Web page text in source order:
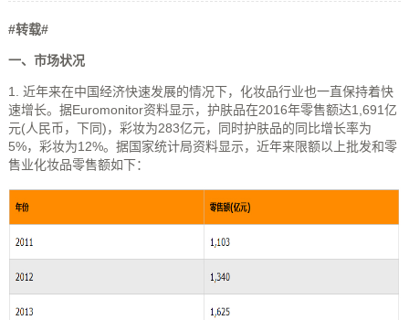
#转载#
一、市场状况
1. 近年来在中国经济快速发展的情况下，化妆品行业也一直保持着快
速增长。据Euromonitor资料显示，护肤品在2016年零售额达1,691亿
元(人民币，下同)，彩妆为283亿元，同时护肤品的同比增长率为
5%，彩妆为12%。据国家统计局资料显示，近年来限额以上批发和零
售业化妆品零售额如下：